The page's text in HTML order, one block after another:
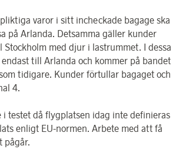
varor i sitt incheckade bagage ska
på Arlanda. Detsamma gäller kunder
med djur i lastrummet. I dessa
till Arlanda och kommer på bandet
tidigare. Kunder förtullar bagaget och
4.
i testet då flygplatsen idag inte definieras
enligt EU-normen. Arbete med att få
pågår.